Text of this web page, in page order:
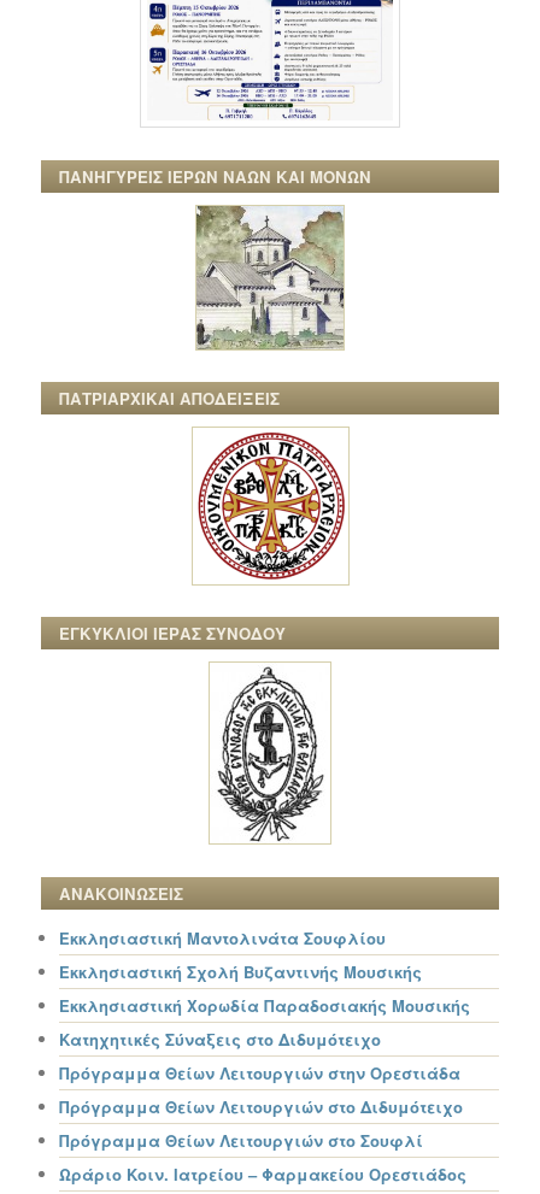
ΠΑΝΗΓΥΡΕΙΣ ΙΕΡΩΝ ΝΑΩΝ ΚΑΙ ΜΟΝΩΝ
ΠΑΤΡΙΑΡΧΙΚΑΙ ΑΠΟΔΕΙΞΕΙΣ
ΕΓΚΥΚΛΙΟΙ ΙΕΡΑΣ ΣΥΝΟΔΟΥ
ΑΝΑΚΟΙΝΩΣΕΙΣ
Εκκλησιαστική Μαντολινάτα Σουφλίου
Εκκλησιαστική Σχολή Βυζαντινής Μουσικής
Εκκλησιαστική Χορωδία Παραδοσιακής Μουσικής
Κατηχητικές Σύναξεις στο Διδυμότειχο
Πρόγραμμα Θείων Λειτουργιών στην Ορεστιάδα
Πρόγραμμα Θείων Λειτουργιών στο Διδυμότειχο
Πρόγραμμα Θείων Λειτουργιών στο Σουφλί
Ωράριο Κοιν. Ιατρείου – Φαρμακείου Ορεστιάδος